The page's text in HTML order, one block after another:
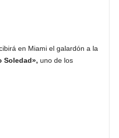
en Miami el galardón a la
Soledad», uno de los